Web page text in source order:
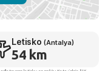
Letisko (Antalya)
54 km